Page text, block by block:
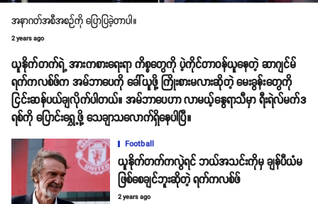
အနာဂတ်အစီအစဉ်ကို ပြောပြခဲ့တာပါ။
2 years ago
ယူနိုက်တက်ရဲ့ အားကစားရေးရာ ကိစ္စတွေကို ပဲ့ကိုင်တာဝန်ယူနေတဲ့ ဆာဂျင်မ်
ရက်ကလစ်ဖ်က အမ်ဘာပေကို ခေါ်ယူဖို့ ကြိုးစားမလားဆိုတဲ့ မေးခွန်းတွေကို
ငြင်းဆန်ပယ်ချလိုက်ပါတယ်။ အမ်ဘာပေဟာ လာမယ့်နွေရာသီမှာ ရီးရဲလ်မက်ဒ
ရစ်ကို ပြောင်းရွှေ့ဖို့ သေချာသလောက်ရှိနေပါပြီ။
Football
ယူနိုက်တက်ကလွဲရင် ဘယ်အသင်းကိုမှ ချန်ပီယံမ
ဖြစ်စေချင်ဘူးဆိုတဲ့ ရက်ကလစ်ဖ်
2 years ago